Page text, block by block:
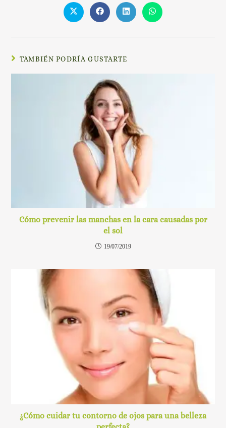
TAMBIÉN PODRÍA GUSTARTE
Cómo prevenir las manchas en la cara causadas por
el sol
19/07/2019
¿Cómo cuidar tu contorno de ojos para una belleza